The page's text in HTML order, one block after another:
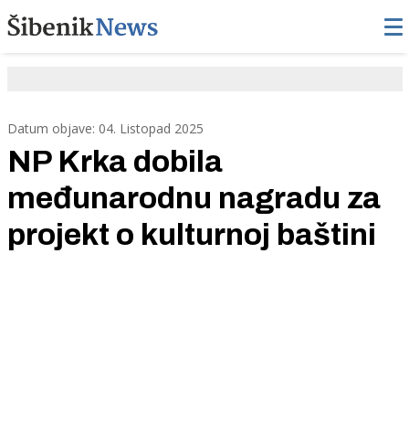
Datum objave: 04. Listopad 2025
NP Krka dobila
međunarodnu nagradu za
projekt o kulturnoj baštini